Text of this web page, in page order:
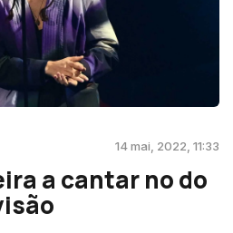
14 mai, 2022, 11:33
a cantar no do